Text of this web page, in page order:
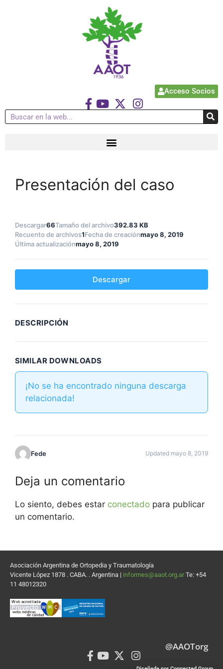
Acceso Socios
Presentación del caso
Descargar66Tamaño del archivo392.83 KB
Recuento de archivos1Fecha de creaciónmayo 8, 2019
Última actualizaciónmayo 8, 2019
Descargar
DESCRIPCIÓN
SIMILAR DOWNLOADS
¡No se ha encontrado ninguna descarga
relacionada!
Fede Updated mayo 8, 2019
Deja un comentario
Lo siento, debes estar conectado para publicar
un comentario.
Asociación Argentina de Ortopedia y Traumatología
Vicente López 1878 . CABA. . Argentina | informes@aaot.org.ar Te: +54
11 48012320
@AAOTorg